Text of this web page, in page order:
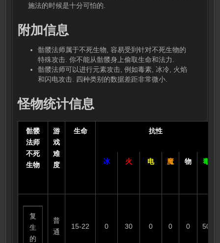
施法的时候是十分可怕的.
附加信息
骷髅法师属于不死生物, 容易受到针对不死生物的
特殊攻击. 你不能从骷髅身上偷取生命和法力.
骷髅法师可以进行元素攻击, 例如毒素, 冰冷, 火焰
和闪电攻击. 四种类别的数据差距非常微小.
怪物统计信息
骷髅
法师
不死
生物
游
戏
难
度
生命 抗性
冰 火 电 魔 物 毒
复
生
的
普
通
15-22 0 30 0 0 0 50